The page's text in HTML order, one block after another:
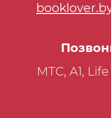
МТС, А1, Life